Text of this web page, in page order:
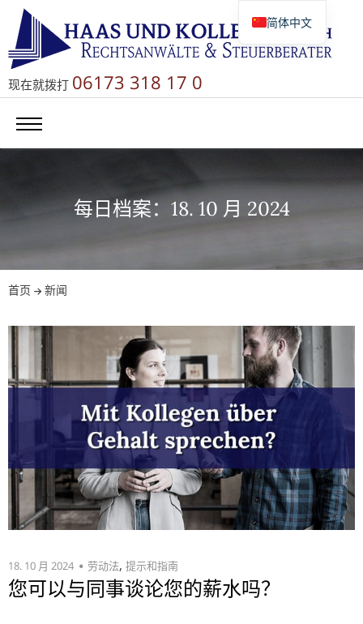
现在就拨打 06173 318 17 0
每日档案：18. 10 月 2024
首页 新闻
18. 10 月 2024 劳动法, 提示和指南
您可以与同事谈论您的薪水吗？
简体中文
Deutsch
Русский